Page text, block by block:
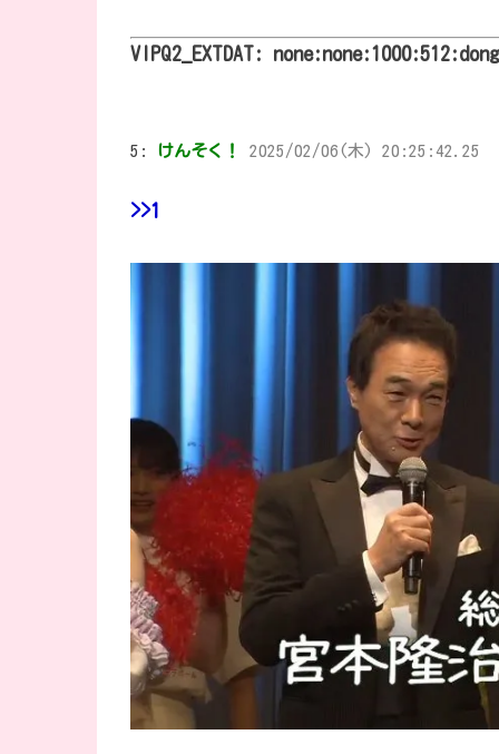
VIPQ2_EXTDAT:
5: けんそく！ 2025/02/06(木) 20:25:42.25
>>1